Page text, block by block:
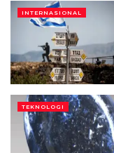
INTERNASIONAL
TEKNOLOGI